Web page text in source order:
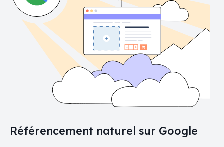
Référencement naturel sur Google